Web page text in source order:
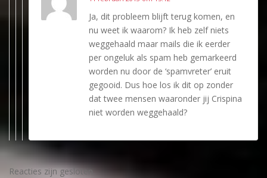
Ja, dit probleem blijft terug komen, en
nu weet ik waarom? Ik heb zelf niets
weggehaald maar mails die ik eerder
per ongeluk als spam heb gemarkeerd
worden nu door de ‘spamvreter’ eruit
gegooid. Dus hoe los ik dit op zonder
dat twee mensen waaronder jij Crispina
niet worden weggehaald?
Reacties zijn gesloten.